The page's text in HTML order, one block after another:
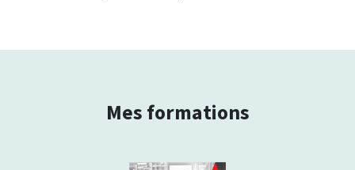
Mes formations